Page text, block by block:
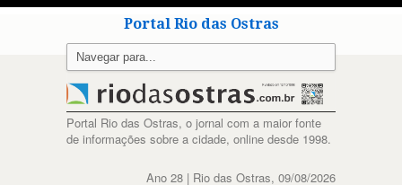
Portal Rio das Ostras
Portal Rio das Ostras, o jornal com a maior fonte
de informações sobre a cidade, online desde 1998.
Ano 28 | Rio das Ostras, 09/08/2026